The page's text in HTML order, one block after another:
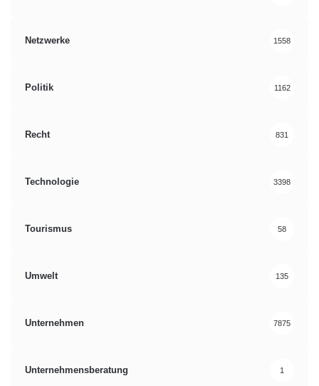
Netzwerke 1558
Politik 1162
Recht 831
Technologie 3398
Tourismus 58
Umwelt 135
Unternehmen 7875
Unternehmensberatung 1